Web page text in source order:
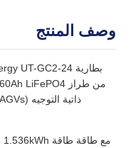
وصف المنتج